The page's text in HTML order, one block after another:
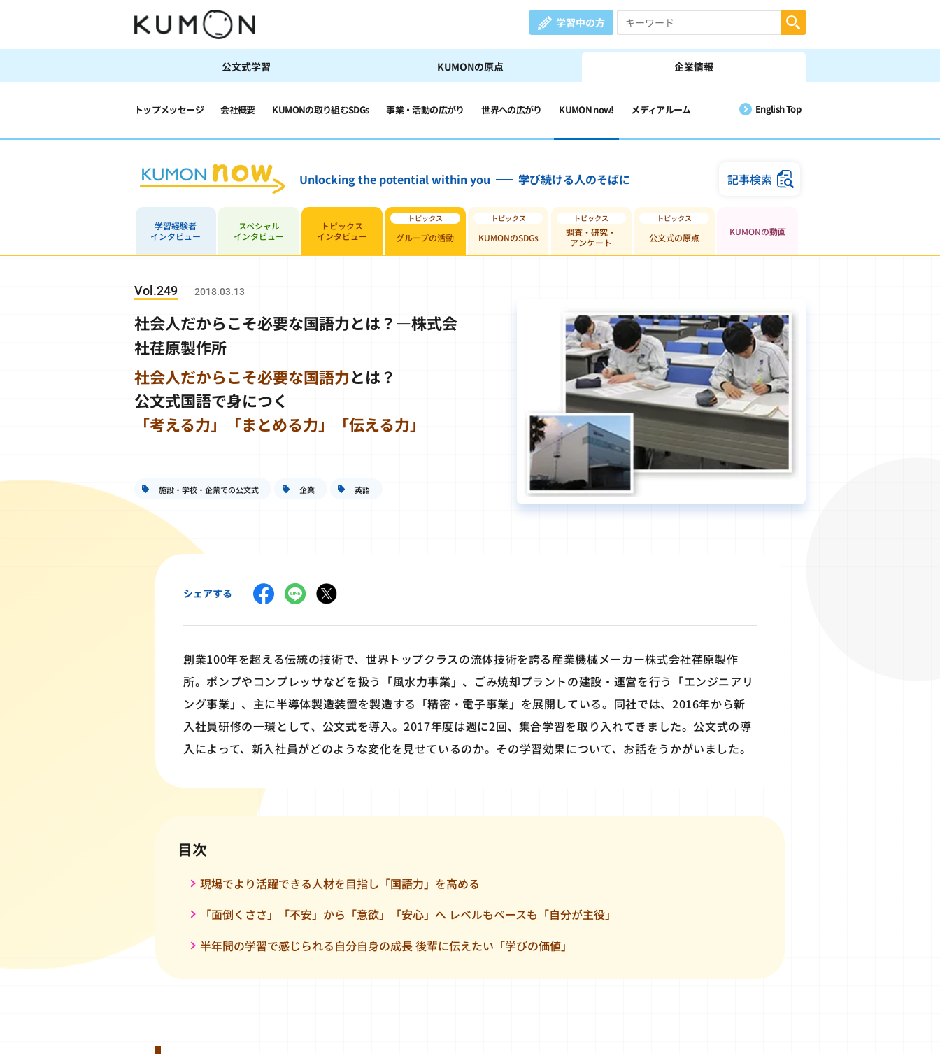
学習中の方
公文式学習 KUMONの原点 企業情報
トップメッセージ 会社概要 KUMONの取り組むSDGs 事業・活動の広がり 世界への広がり KUMON now! メディアルーム English Top
Unlocking the potential within you 学び続ける人のそばに 記事検索
学習経験者
インタビュー
スペシャル
インタビュー
トピックス
インタビュー
グループの活動 KUMONのSDGs
調査・研究・
アンケート
公文式の原点
KUMONの動画
Vol.249 2018.03.13
社会人だからこそ必要な国語力とは？―株式会
社荏原製作所
社会人だからこそ必要な国語力とは？
公文式国語で身につく
「考える力」「まとめる力」「伝える力」
施設・学校・企業での公文式 企業 英語
シェアする
創業100年を超える伝統の技術で、世界トップクラスの流体技術を誇る産業機械メーカー株式会社荏原製作
所。ポンプやコンプレッサなどを扱う「風水力事業」、ごみ焼却プラントの建設・運営を行う「エンジニアリ
ング事業」、主に半導体製造装置を製造する「精密・電子事業」を展開している。同社では、2016年から新
入社員研修の一環として、公文式を導入。2017年度は週に2回、集合学習を取り入れてきました。公文式の導
入によって、新入社員がどのような変化を見せているのか。その学習効果について、お話をうかがいました。
目次
現場でより活躍できる人材を目指し「国語力」を高める
「面倒くささ」「不安」から「意欲」「安心」へ レベルもペースも「自分が主役」
半年間の学習で感じられる自分自身の成長 後輩に伝えたい「学びの価値」